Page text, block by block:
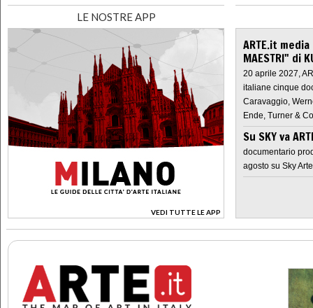
LE NOSTRE APP
VEDI TUTTE LE APP
>
ARTE.it
MAESTRI" di
20 aprile 2027,
italiane cinque
Caravaggio,
Ende, Turner &
Su SKY va
documentario
agosto su Sky Arte